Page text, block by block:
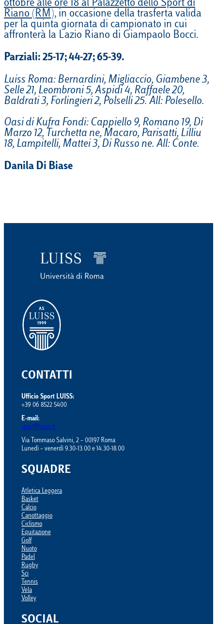
ottobre alle ore 18 al Palazzetto dello Sport di
Riano (RM), in occasione della trasferta valida
per la quinta giornata di campionato in cui
affronterà la Lazio Riano di Giampaolo Bocci.
Parziali: 25-17; 44-27; 65-39.
Luiss Roma: Bernardini, Migliaccio, Giambene 3,
Selle 21, Leombroni 5, Aspidi 4, Raffaele 20,
Baldrati 3, Forlingieri 2, Polselli 25. All: Polesello.
Oasi di Kufra Fondi: Cappiello 9, Romano 19, Di
Marzo 12, Turchetta ne, Macaro, Parisatti, Lilliu
18, Lampitelli, Mattei 3, Di Russo ne. All: Conte.
Danila Di Biase
CONTATTI
Ufficio Sport LUISS:
+39 06 8522 5400
E-mail:
sport@luiss.it
Via Tommaso Salvini, 2 – 00197 Roma
Lunedì – venerdì 9.30-13.00 e 14.30-18.00
SQUADRE
Atletica Leggera
Basket
Calcio
Canottaggio
Ciclismo
Equitazione
Golf
Nuoto
Padel
Rugby
Sci
Tennis
Vela
Volley
SOCIAL